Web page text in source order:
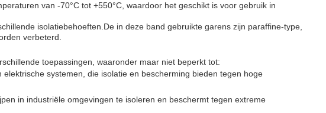
van -70°C tot +550°C, waardoor het geschikt is voor gebruik in
isolatiebehoeften.De in deze band gebruikte garens zijn paraffine-type,
verbeterd.
toepassingen, waaronder maar niet beperkt tot:
systemen, die isolatie en bescherming bieden tegen hoge
in industriële omgevingen te isoleren en beschermt tegen extreme